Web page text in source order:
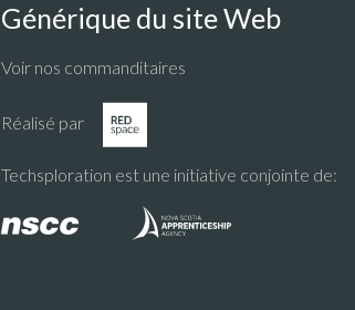
Générique du site Web
Voir nos commanditaires
Réalisé par
Techsploration est une initiative conjointe de: